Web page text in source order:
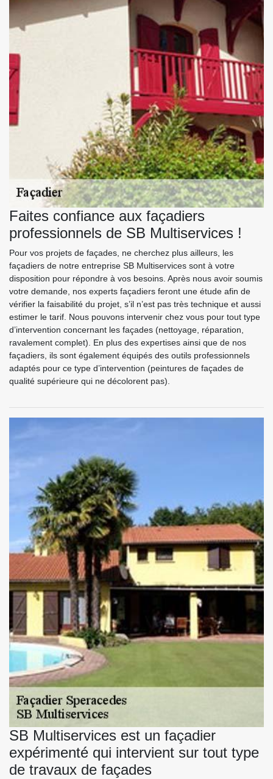
Faites confiance aux façadiers
professionnels de SB Multiservices !
Pour vos projets de façades, ne cherchez plus ailleurs, les
façadiers de notre entreprise SB Multiservices sont à votre
disposition pour répondre à vos besoins. Après nous avoir soumis
votre demande, nos experts façadiers feront une étude afin de
vérifier la faisabilité du projet, s’il n’est pas très technique et aussi
estimer le tarif. Nous pouvons intervenir chez vous pour tout type
d’intervention concernant les façades (nettoyage, réparation,
ravalement complet). En plus des expertises ainsi que de nos
façadiers, ils sont également équipés des outils professionnels
adaptés pour ce type d’intervention (peintures de façades de
qualité supérieure qui ne décolorent pas).
SB Multiservices est un façadier
expérimenté qui intervient sur tout type
de travaux de façades